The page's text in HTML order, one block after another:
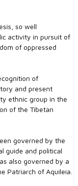
so well
activity in pursuit of
of oppressed
of
and present
ethnic group in the
of the Tibetan
governed by the
guide and political
also governed by a
Patriarch of Aquileia.